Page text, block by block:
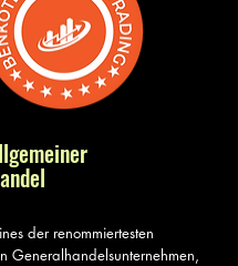
der renommiertesten
Generalhandelsunternehmen,